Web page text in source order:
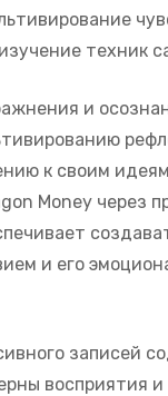
техник
и
к своим
Money через
и его
записей
восприятия и